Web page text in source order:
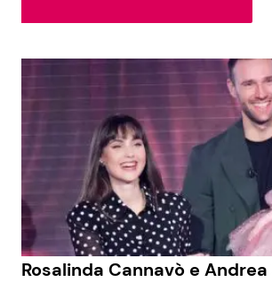
Social News
News dal mondo
Rosalinda Cannavò e Andrea